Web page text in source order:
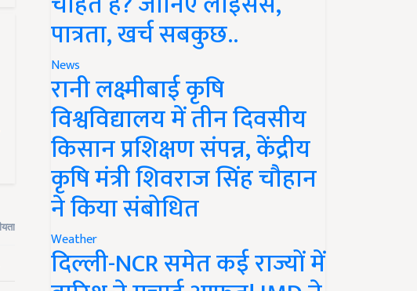
पात्रता, खर्च सबकुछ..
News
रानी लक्ष्मीबाई कृषि
विश्वविद्यालय में तीन दिवसीय
किसान प्रशिक्षण संपन्न, केंद्रीय
कृषि मंत्री शिवराज सिंह चौहान
ने किया संबोधित
Weather
दिल्ली-NCR समेत कई राज्यों में